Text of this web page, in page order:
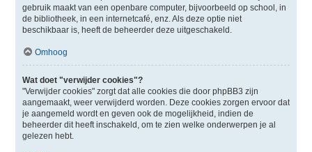
gebruik maakt van een openbare computer, bijvoorbeeld op school, in
de bibliotheek, in een internetcafé, enz. Als deze optie niet
beschikbaar is, heeft de beheerder deze uitgeschakeld.
Omhoog
Wat doet "verwijder cookies"?
"Verwijder cookies" zorgt dat alle cookies die door phpBB3 zijn
aangemaakt, weer verwijderd worden. Deze cookies zorgen ervoor dat
je aangemeld wordt en geven ook de mogelijkheid, indien de
beheerder dit heeft inschakeld, om te zien welke onderwerpen je al
gelezen hebt.